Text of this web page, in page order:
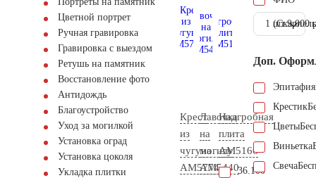
Цветной портрет
Ручная гравировка
Гравировка с выездом
Ретушь на памятник
Восстановление фото
Антидождь
Благоустройство
Уход за могилкой
Установка оград
Установка цоколя
Укладка плитки
Крест
из
чугуна
AM5774
Лавочка
на
могилу
AM5440
Надгробная
плита
AM5166
36.100
1 шт.9.000
Доп.
Эпитафия
Крестик
Цветы
Виньетка
Свеча